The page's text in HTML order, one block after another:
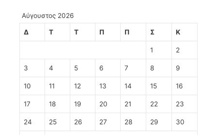
Αύγουστος 2026
Δ Τ Τ Π Π Σ Κ
1 2
3 4 5 6 7 8 9
10 11 12 13 14 15 16
17 18 19 20 21 22 23
24 25 26 27 28 29 30